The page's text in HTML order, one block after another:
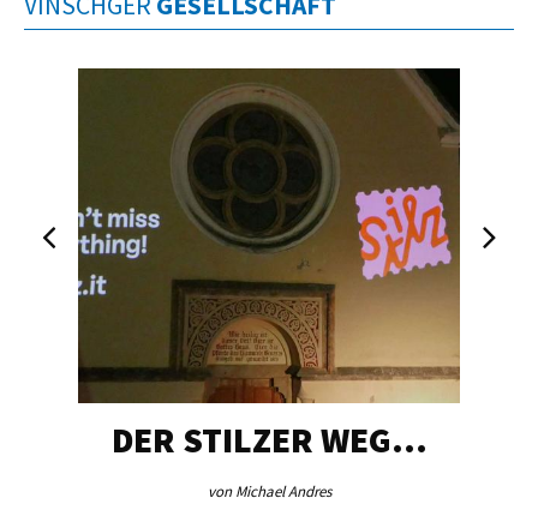
DER STILZER WEG…
von Michael Andres